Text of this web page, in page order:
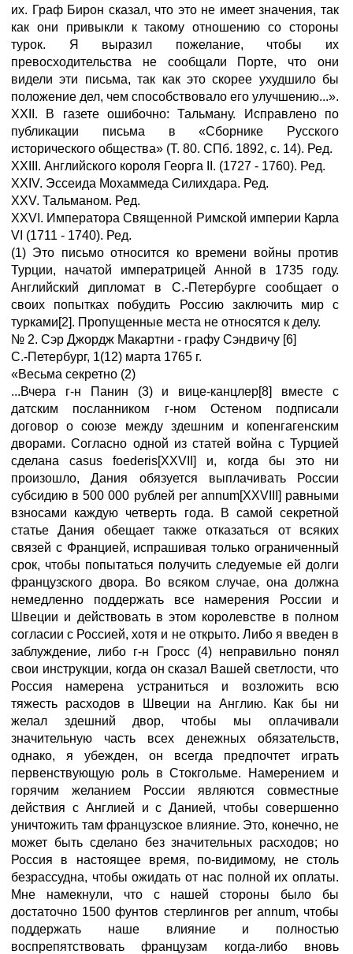
их. Граф Бирон сказал, что это не имеет значения, так
как они привыкли к такому отношению со стороны
турок. Я выразил пожелание, чтобы их
превосходительства не сообщали Порте, что они
видели эти письма, так как это скорее ухудшило бы
положение дел, чем способствовало его улучшению...».
XXII. В газете ошибочно: Тальману. Исправлено по
публикации письма в «Сборнике Русского
исторического общества» (Т. 80. СПб. 1892, с. 14). Ред.
XXIII. Английского короля Георга II. (1727 - 1760). Ред.
XXIV. Эссеида Мохаммеда Силихдара. Ред.
XXV. Тальманом. Ред.
XXVI. Императора Священной Римской империи Карла
VI (1711 - 1740). Ред.
(1) Это письмо относится ко времени войны против
Турции, начатой императрицей Анной в 1735 году.
Английский дипломат в С.-Петербурге сообщает о
своих попытках побудить Россию заключить мир с
турками[2]. Пропущенные места не относятся к делу.
№ 2. Сэр Джордж Макартни - графу Сэндвичу [6]
С.-Петербург, 1(12) марта 1765 г.
«Весьма секретно (2)
...Вчера г-н Панин (3) и вице-канцлер[8] вместе с
датским посланником г-ном Остеном подписали
договор о союзе между здешним и копенгагенским
дворами. Согласно одной из статей война с Турцией
сделана casus foederis[XXVII] и, когда бы это ни
произошло, Дания обязуется выплачивать России
субсидию в 500 000 рублей per annum[XXVIII] равными
взносами каждую четверть года. В самой секретной
статье Дания обещает также отказаться от всяких
связей с Францией, испрашивая только ограниченный
срок, чтобы попытаться получить следуемые ей долги
французского двора. Во всяком случае, она должна
немедленно поддержать все намерения России и
Швеции и действовать в этом королевстве в полном
согласии с Россией, хотя и не открыто. Либо я введен в
заблуждение, либо г-н Гросс (4) неправильно понял
свои инструкции, когда он сказал Вашей светлости, что
Россия намерена устраниться и возложить всю
тяжесть расходов в Швеции на Англию. Как бы ни
желал здешний двор, чтобы мы оплачивали
значительную часть всех денежных обязательств,
однако, я убежден, он всегда предпочтет играть
первенствующую роль в Стокгольме. Намерением и
горячим желанием России являются совместные
действия с Англией и с Данией, чтобы совершенно
уничтожить там французское влияние. Это, конечно, не
может быть сделано без значительных расходов; но
Россия в настоящее время, по-видимому, не столь
безрассудна, чтобы ожидать от нас полной их оплаты.
Мне намекнули, что с нашей стороны было бы
достаточно 1500 фунтов стерлингов per annum, чтобы
поддержать наше влияние и полностью
воспрепятствовать французам когда-либо вновь